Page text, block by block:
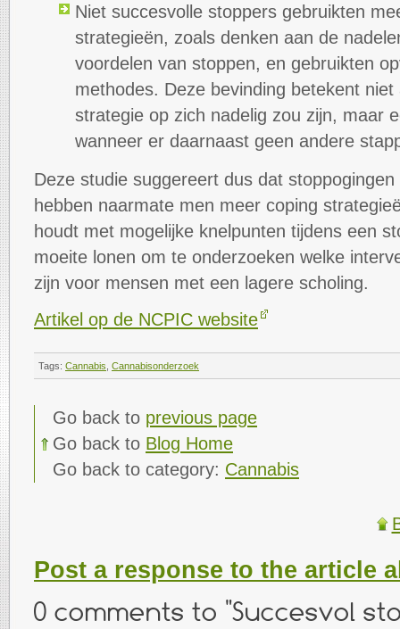
Niet succesvolle stoppers gebruikten
strategieën, zoals denken aan de
voordelen van stoppen, en gebruikten
methodes. Deze bevinding betekent
strategie op zich nadelig zou zijn, maar
wanneer er daarnaast geen andere
Deze studie suggereert dus dat
hebben naarmate men meer coping
houdt met mogelijke knelpunten tijdens een
moeite lonen om te onderzoeken welke
zijn voor mensen met een lagere scholing.
Artikel op de NCPIC website
Tags: Cannabis Cannabisonderzoek
Go back to previous page
Go back to Blog Home
Go back to category: Cannabis
Post a response to the article
0 comments to "Succesvol